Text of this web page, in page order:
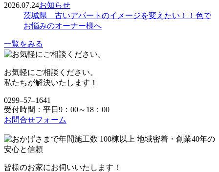
2026.07.24お知らせ
茨城県 古いアパートのイメージを変えたい！！色で
お悩みのオーナー様へ
一覧をみる
お気軽にご相談ください。
私たちが解決いたします！
0299‒57‒1641
受付時間：平日9：00～18：00
お問合せフォーム
皆様のお家にお伺いいたします！